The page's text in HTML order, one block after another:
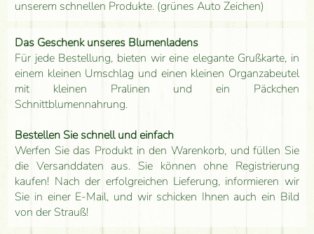
unserem schnellen Produkte. (grünes Auto Zeichen)
Das Geschenk unseres Blumenladens
Für jede Bestellung, bieten wir eine elegante Grußkarte, in
einem kleinen Umschlag und einen kleinen Organzabeutel
mit kleinen Pralinen und ein Päckchen
Schnittblumennahrung.
Bestellen Sie schnell und einfach
Werfen Sie das Produkt in den Warenkorb, und füllen Sie
die Versanddaten aus. Sie können ohne Registrierung
kaufen! Nach der erfolgreichen Lieferung, informieren wir
Sie in einer E-Mail, und wir schicken Ihnen auch ein Bild
von der Strauß!